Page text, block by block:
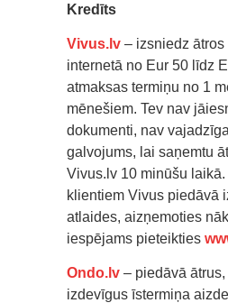
Kredīts
Vivus.lv – izsniedz ātros
internetā no Eur 50 līdz
atmaksas termiņu no 1
mēnešiem. Tev nav
dokumenti, nav
galvojums, lai saņemtu
Vivus.lv 10 minūšu
klientiem Vivus piedāvā
atlaides, aizņemoties
iespējams pieteikties
Ondo.lv – piedāvā ātrus,
izdevīgus īstermiņa